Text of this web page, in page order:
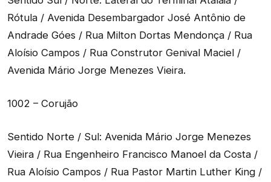
Rótula / Avenida Desembargador José Antônio de
Andrade Góes / Rua Milton Dortas Mendonça / Rua
Aloísio Campos / Rua Construtor Genival Maciel /
Avenida Mário Jorge Menezes Vieira.
1002 – Corujão
Sentido Norte / Sul: Avenida Mário Jorge Menezes
Vieira / Rua Engenheiro Francisco Manoel da Costa /
Rua Aloísio Campos / Rua Pastor Martin Luther King /